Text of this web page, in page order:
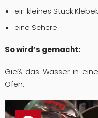
ein kleines Stück
eine Schere
So wird’s gemacht:
Gieß das Wasser in
Ofen.